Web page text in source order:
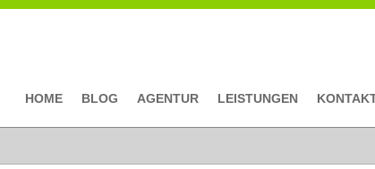
HOME BLOG AGENTUR LEISTUNGEN